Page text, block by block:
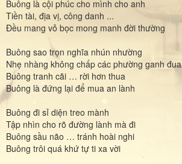
Buông là cội phúc cho mình cho anh
Tiền tài, địa vị, công danh ...
Đều mang vỏ bọc mong manh đời thường
Buông sao trọn nghĩa nhún nhường
Nhẹ nhàng không chấp các phường ganh đua
Buông tranh cãi … rời hơn thua
Buông là đứng lại để mua an lành
Buông đi sỉ diện treo mành
Tập nhìn cho rõ đường lành mà đi
Buông sầu não … tránh hoài nghi
Buông trôi quá khứ tự ti xa vời